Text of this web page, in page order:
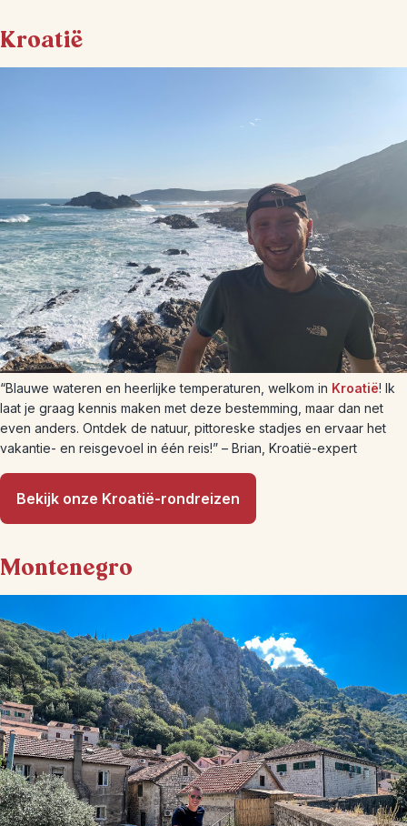
Kroatië
“Blauwe wateren en heerlijke temperaturen, welkom in Kroatië! Ik
laat je graag kennis maken met deze bestemming, maar dan net
even anders. Ontdek de natuur, pittoreske stadjes en ervaar het
vakantie- en reisgevoel in één reis!” – Brian, Kroatië-expert
Bekijk onze Kroatië-rondreizen
Montenegro